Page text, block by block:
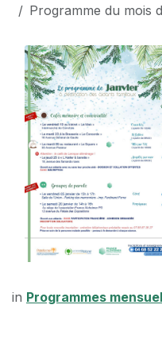
Programme du mois
in Programmes